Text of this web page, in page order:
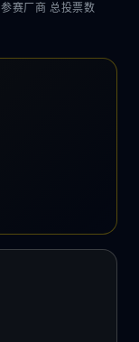
参赛厂商 总投票数